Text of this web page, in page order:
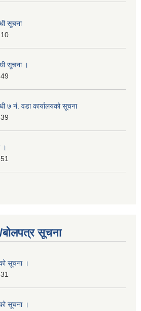
सूचना
सूचना ।
७ नं. वडा कार्यालयको सूचना
।
बोलपत्र सूचना
सूचना ।
सूचना ।